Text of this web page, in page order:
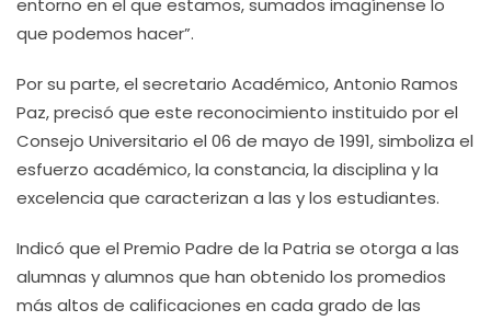
entorno en el que estamos, sumados imagínense lo
que podemos hacer”.
Por su parte, el secretario Académico, Antonio Ramos
Paz, precisó que este reconocimiento instituido por el
Consejo Universitario el 06 de mayo de 1991, simboliza el
esfuerzo académico, la constancia, la disciplina y la
excelencia que caracterizan a las y los estudiantes.
Indicó que el Premio Padre de la Patria se otorga a las
alumnas y alumnos que han obtenido los promedios
más altos de calificaciones en cada grado de las